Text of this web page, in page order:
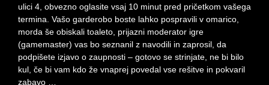
ulici 4, obvezno oglasite vsaj 10 minut pred pričetkom vašega
termina. Vašo garderobo boste lahko pospravili v omarico,
morda še obiskali toaleto, prijazni moderator igre
(gamemaster) vas bo seznanil z navodili in zaprosil, da
podpišete izjavo o zaupnosti – gotovo se strinjate, ne bi bilo
kul, če bi vam kdo že vnaprej povedal vse rešitve in pokvaril
zabavo …